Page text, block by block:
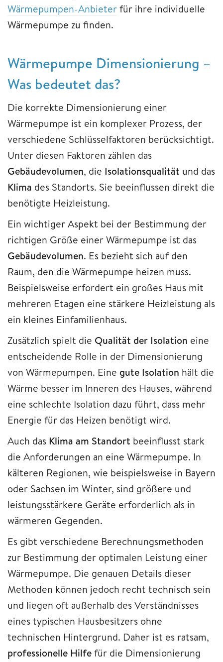
Wärmepumpen-Anbieterfür ihre individuelle
Wärmepumpe zu finden.
Wärmepumpe Dimensionierung –
Was bedeutet das?
Die korrekte Dimensionierung einer
Wärmepumpe ist ein komplexer Prozess, der
verschiedene Schlüsselfaktoren berücksichtigt.
Unter diesen Faktoren zählen das
Gebäudevolumen, die Isolationsqualität und das
Klima des Standorts. Sie beeinflussen direkt die
benötigte Heizleistung.
Ein wichtiger Aspekt bei der Bestimmung der
richtigen Größe einer Wärmepumpe ist das
Gebäudevolumen. Es bezieht sich auf den
Raum, den die Wärmepumpe heizen muss.
Beispielsweise erfordert ein großes Haus mit
mehreren Etagen eine stärkere Heizleistung als
ein kleines Einfamilienhaus.
Zusätzlich spielt die Qualität der Isolation eine
entscheidende Rolle in der Dimensionierung
von Wärmepumpen. Eine gute Isolation hält die
Wärme besser im Inneren des Hauses, während
eine schlechte Isolation dazu führt, dass mehr
Energie für das Heizen benötigt wird.
Auch das Klima am Standort beeinflusst stark
die Anforderungen an eine Wärmepumpe. In
kälteren Regionen, wie beispielsweise in Bayern
oder Sachsen im Winter, sind größere und
leistungsstärkere Geräte erforderlich als in
wärmeren Gegenden.
Es gibt verschiedene Berechnungsmethoden
zur Bestimmung der optimalen Leistung einer
Wärmepumpe. Die genauen Details dieser
Methoden können jedoch recht technisch sein
und liegen oft außerhalb des Verständnisses
eines typischen Hausbesitzers ohne
technischen Hintergrund. Daher ist es ratsam,
professionelle Hilfefür die Dimensionierung